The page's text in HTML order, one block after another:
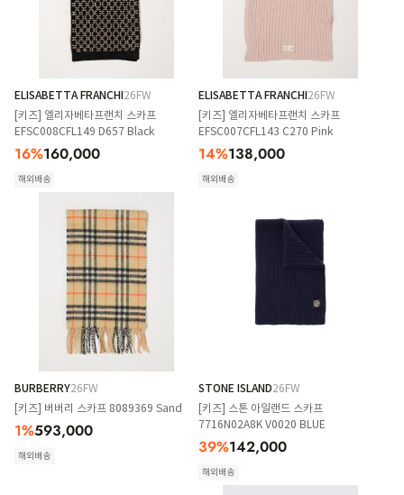
ELISABETTA FRANCHI26FW
[키즈] 엘리자베타프랜치 스카프
EFSC008CFL149 D657 Black
16%160,000
해외배송
ELISABETTA FRANCHI26FW
[키즈] 엘리자베타프랜치 스카프
EFSC007CFL143 C270 Pink
14%138,000
해외배송
BURBERRY26FW
[키즈] 버버리 스카프 8089369 Sand
1%593,000
해외배송
STONE ISLAND26FW
[키즈] 스톤 아일랜드 스카프
7716N02A8K V0020 BLUE
39%142,000
해외배송